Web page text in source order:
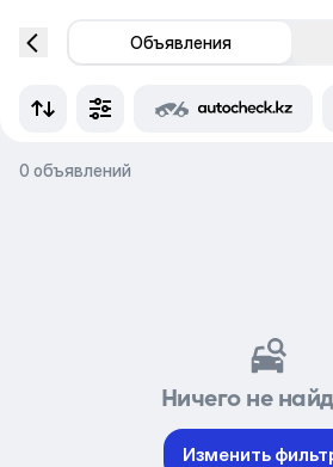
Объявления
0 объявлений
Ничего не
Изменить